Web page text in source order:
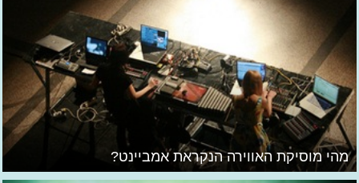
מהי מוסיקת האווירה הנקראת אמביינט?